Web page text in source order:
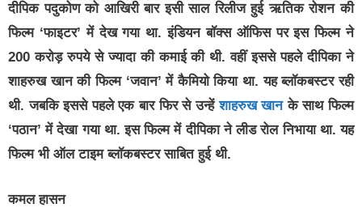
दीपिक पदुकोण को आखिरी बार इसी साल रिलीज हुई ऋतिक रोशन की
फिल्म ‘फाइटर’ में देख गया था. इंडियन बॉक्स ऑफिस पर इस फिल्म ने
200 करोड़ रुपये से ज्यादा की कमाई की थी. वहीं इससे पहले दीपिका ने
शाहरुख खान की फिल्म ‘जवान’ में कैमियो किया था. यह ब्लॉकबस्टर रही
थी. जबकि इससे पहले एक बार फिर से उन्हेंशाहरुख खानके साथ फिल्म
‘पठान’ में देखा गया था. इस फिल्म में दीपिका ने लीड रोल निभाया था. यह
फिल्म भी ऑल टाइम ब्लॉकबस्टर साबित हुई थी.
कमल हासन